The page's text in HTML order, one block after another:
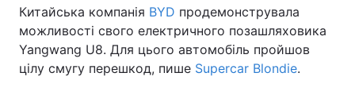
Китайська компанія BYD продемонструвала
можливості свого електричного позашляховика
Yangwang U8. Для цього автомобіль пройшов
цілу смугу перешкод, пише Supercar Blondie.